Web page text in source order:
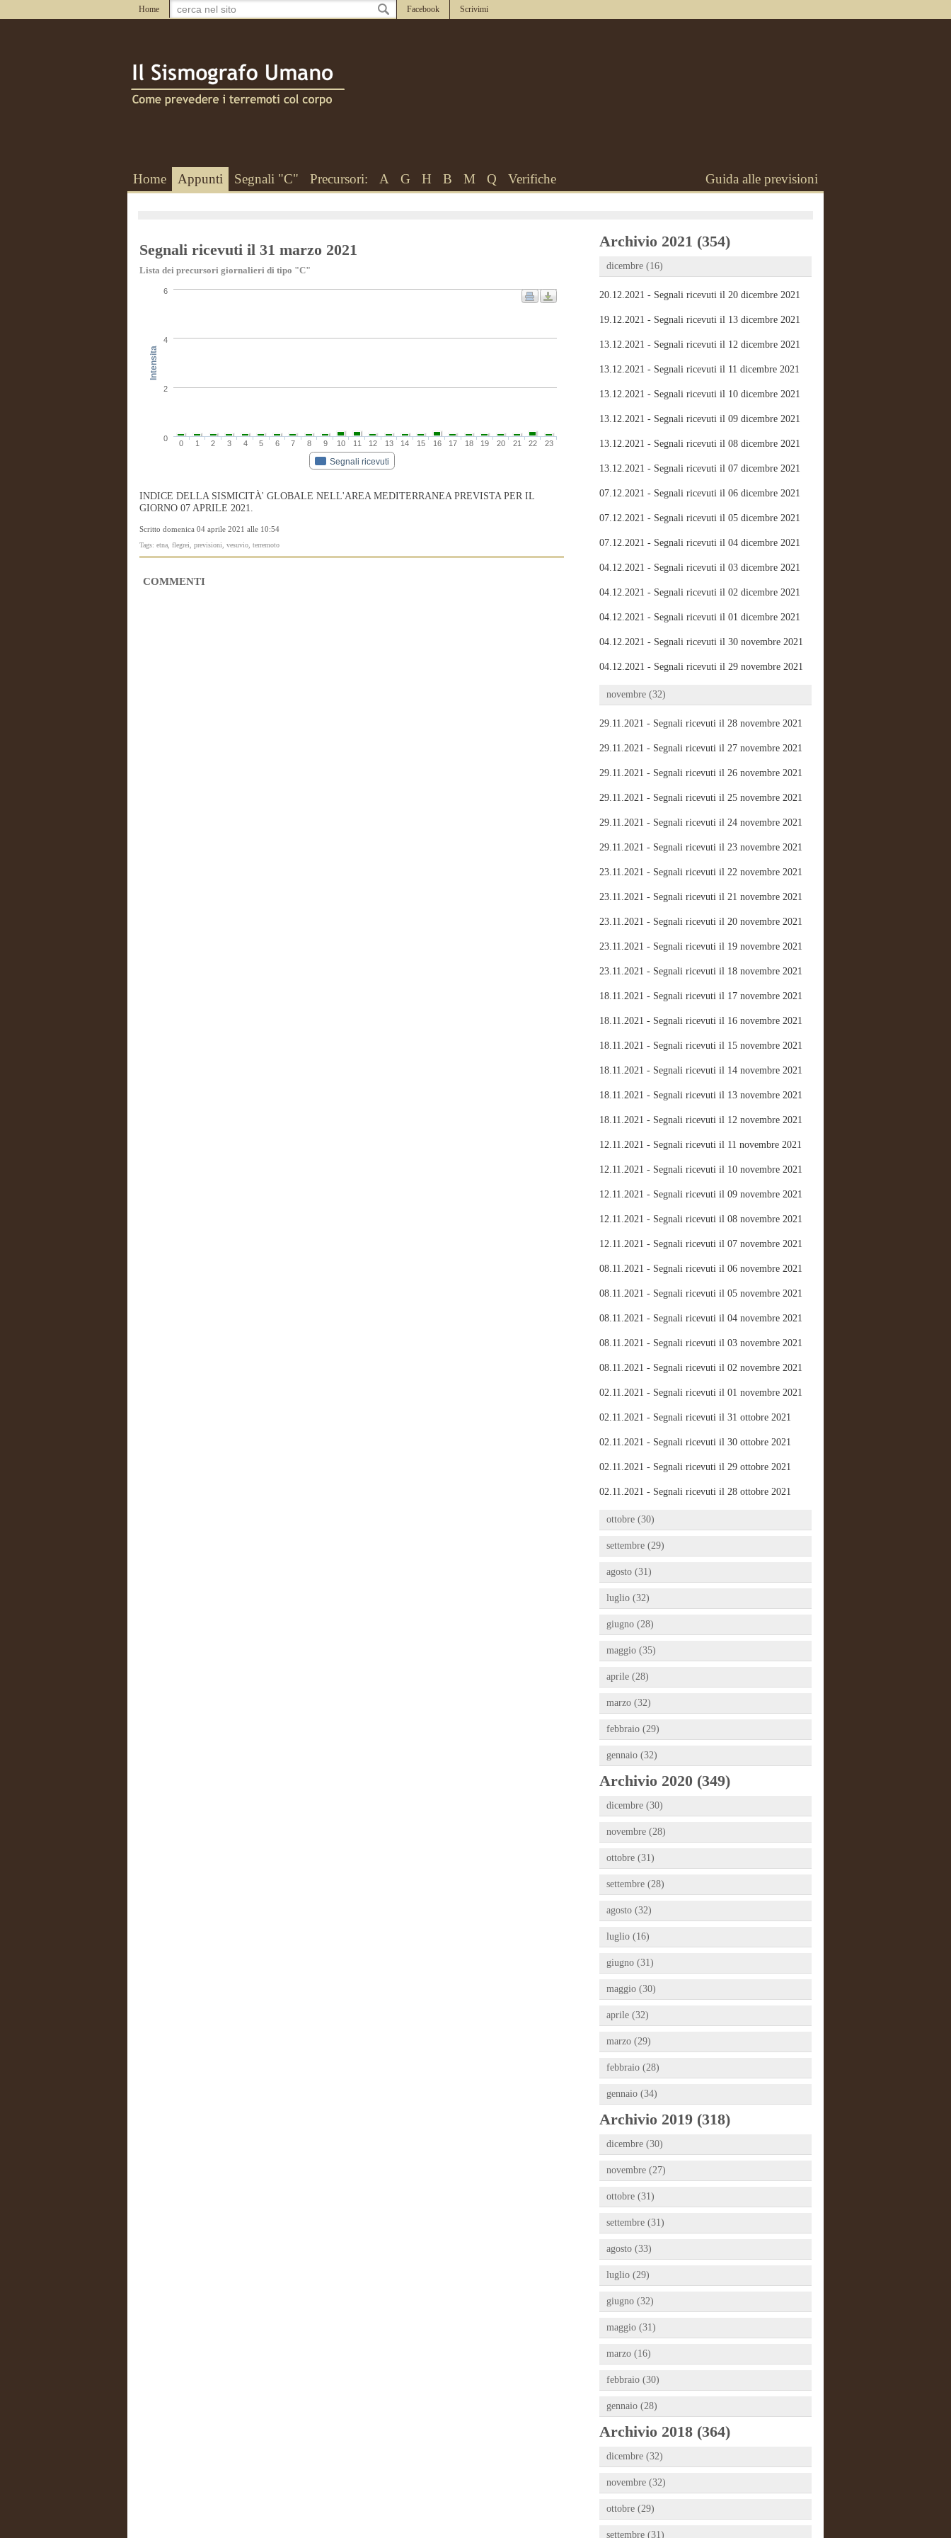
Home Facebook Scrivimi
Home Appunti Segnali "C" Precursori: A G H B M Q Verifiche Guida alle previsioni
Segnali ricevuti il 31 marzo 2021
Lista dei precursori giornalieri di tipo "C"
Intensita
Segnali ricevuti
0 1 2 3 4 5 6 7 8 9 10 11 12 13 14 15 16 17 18 19 20 21 22 23
0
2
4
6
INDICE DELLA SISMICITÀ' GLOBALE NELL'AREA MEDITERRANEA PREVISTA PER IL
GIORNO 07 APRILE 2021.
Scritto domenica 04 aprile 2021 alle 10:54
Tags: etna, flegrei, previsioni, vesuvio, terremoto
COMMENTI
Archivio 2021 (354)
dicembre (16)
20.12.2021 - Segnali ricevuti il 20 dicembre 2021
19.12.2021 - Segnali ricevuti il 13 dicembre 2021
13.12.2021 - Segnali ricevuti il 12 dicembre 2021
13.12.2021 - Segnali ricevuti il 11 dicembre 2021
13.12.2021 - Segnali ricevuti il 10 dicembre 2021
13.12.2021 - Segnali ricevuti il 09 dicembre 2021
13.12.2021 - Segnali ricevuti il 08 dicembre 2021
13.12.2021 - Segnali ricevuti il 07 dicembre 2021
07.12.2021 - Segnali ricevuti il 06 dicembre 2021
07.12.2021 - Segnali ricevuti il 05 dicembre 2021
07.12.2021 - Segnali ricevuti il 04 dicembre 2021
04.12.2021 - Segnali ricevuti il 03 dicembre 2021
04.12.2021 - Segnali ricevuti il 02 dicembre 2021
04.12.2021 - Segnali ricevuti il 01 dicembre 2021
04.12.2021 - Segnali ricevuti il 30 novembre 2021
04.12.2021 - Segnali ricevuti il 29 novembre 2021
novembre (32)
29.11.2021 - Segnali ricevuti il 28 novembre 2021
29.11.2021 - Segnali ricevuti il 27 novembre 2021
29.11.2021 - Segnali ricevuti il 26 novembre 2021
29.11.2021 - Segnali ricevuti il 25 novembre 2021
29.11.2021 - Segnali ricevuti il 24 novembre 2021
29.11.2021 - Segnali ricevuti il 23 novembre 2021
23.11.2021 - Segnali ricevuti il 22 novembre 2021
23.11.2021 - Segnali ricevuti il 21 novembre 2021
23.11.2021 - Segnali ricevuti il 20 novembre 2021
23.11.2021 - Segnali ricevuti il 19 novembre 2021
23.11.2021 - Segnali ricevuti il 18 novembre 2021
18.11.2021 - Segnali ricevuti il 17 novembre 2021
18.11.2021 - Segnali ricevuti il 16 novembre 2021
18.11.2021 - Segnali ricevuti il 15 novembre 2021
18.11.2021 - Segnali ricevuti il 14 novembre 2021
18.11.2021 - Segnali ricevuti il 13 novembre 2021
18.11.2021 - Segnali ricevuti il 12 novembre 2021
12.11.2021 - Segnali ricevuti il 11 novembre 2021
12.11.2021 - Segnali ricevuti il 10 novembre 2021
12.11.2021 - Segnali ricevuti il 09 novembre 2021
12.11.2021 - Segnali ricevuti il 08 novembre 2021
12.11.2021 - Segnali ricevuti il 07 novembre 2021
08.11.2021 - Segnali ricevuti il 06 novembre 2021
08.11.2021 - Segnali ricevuti il 05 novembre 2021
08.11.2021 - Segnali ricevuti il 04 novembre 2021
08.11.2021 - Segnali ricevuti il 03 novembre 2021
08.11.2021 - Segnali ricevuti il 02 novembre 2021
02.11.2021 - Segnali ricevuti il 01 novembre 2021
02.11.2021 - Segnali ricevuti il 31 ottobre 2021
02.11.2021 - Segnali ricevuti il 30 ottobre 2021
02.11.2021 - Segnali ricevuti il 29 ottobre 2021
02.11.2021 - Segnali ricevuti il 28 ottobre 2021
ottobre (30)
settembre (29)
agosto (31)
luglio (32)
giugno (28)
maggio (35)
aprile (28)
marzo (32)
febbraio (29)
gennaio (32)
Archivio 2020 (349)
dicembre (30)
novembre (28)
ottobre (31)
settembre (28)
agosto (32)
luglio (16)
giugno (31)
maggio (30)
aprile (32)
marzo (29)
febbraio (28)
gennaio (34)
Archivio 2019 (318)
dicembre (30)
novembre (27)
ottobre (31)
settembre (31)
agosto (33)
luglio (29)
giugno (32)
maggio (31)
marzo (16)
febbraio (30)
gennaio (28)
Archivio 2018 (364)
dicembre (32)
novembre (32)
ottobre (29)
settembre (31)